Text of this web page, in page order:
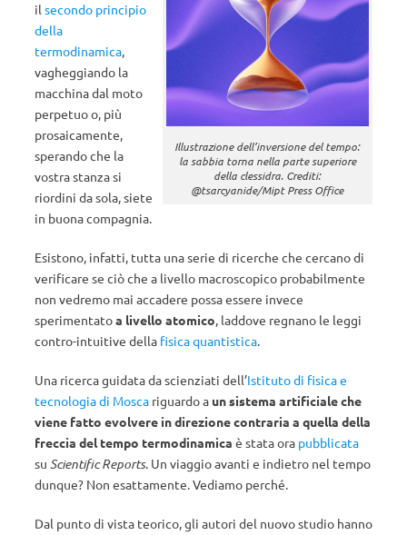
Illustrazione dell’inversione del tempo:
la sabbia torna nella parte superiore
della clessidra. Crediti:
@tsarcyanide/Mipt Press Office
il secondo principio
della
termodinamica,
vagheggiando la
macchina dal moto
perpetuo o, più
prosaicamente,
sperando che la
vostra stanza si
riordini da sola, siete
in buona compagnia.
Esistono, infatti, tutta una serie di ricerche che cercano di
verificare se ciò che a livello macroscopico probabilmente
non vedremo mai accadere possa essere invece
sperimentatoa livello atomico, laddove regnano le leggi
contro-intuitive della fisica quantistica.
Una ricerca guidata da scienziati dell’Istituto di fisica e
tecnologia di Mosca riguardo a un sistema artificiale che
viene fatto evolvere in direzione contraria a quella della
freccia del tempo termodinamica è stata ora pubblicata
su Scientific Reports. Un viaggio avanti e indietro nel tempo
dunque? Non esattamente. Vediamo perché.
Dal punto di vista teorico, gli autori del nuovo studio hanno